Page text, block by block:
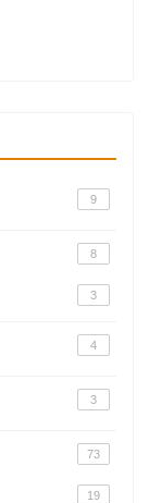
9
8
3
4
3
73
19